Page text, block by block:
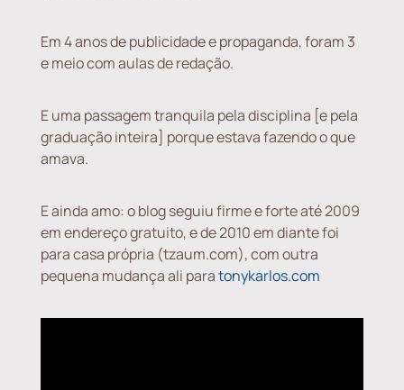
Em 4 anos de publicidade e propaganda, foram 3
e meio com aulas de redação.
E uma passagem tranquila pela disciplina [e pela
graduação inteira] porque estava fazendo o que
amava.
E ainda amo: o blog seguiu firme e forte até 2009
em endereço gratuito, e de 2010 em diante foi
para casa própria (tzaum.com), com outra
pequena mudança ali paratonykarlos.com